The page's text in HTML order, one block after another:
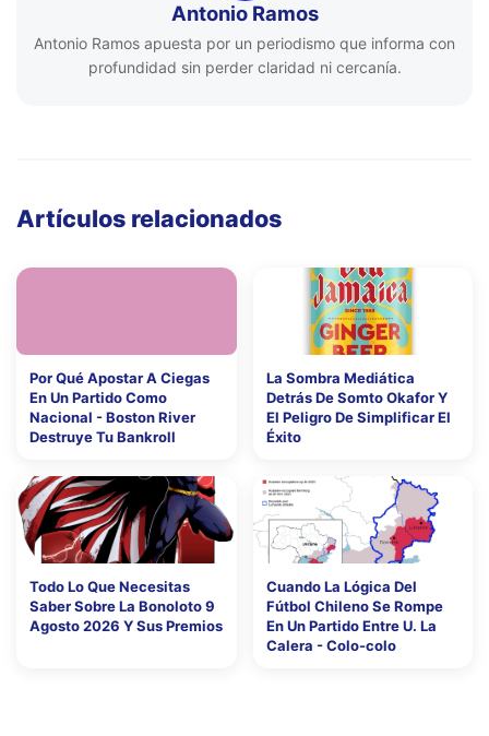
Antonio Ramos
Antonio Ramos apuesta por un periodismo que informa con
profundidad sin perder claridad ni cercanía.
Artículos relacionados
Por Qué Apostar A Ciegas
En Un Partido Como
Nacional - Boston River
Destruye Tu Bankroll
La Sombra Mediática
Detrás De Somto Okafor Y
El Peligro De Simplificar El
Éxito
Todo Lo Que Necesitas
Saber Sobre La Bonoloto 9
Agosto 2026 Y Sus Premios
Cuando La Lógica Del
Fútbol Chileno Se Rompe
En Un Partido Entre U. La
Calera - Colo-colo